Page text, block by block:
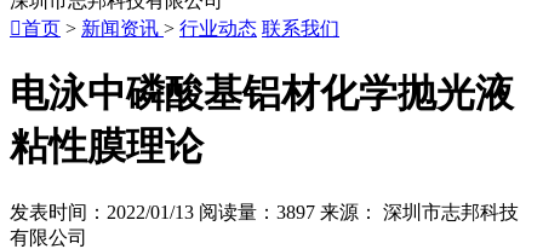
首页 > 新闻资讯 > 行业动态 联系我们
电泳中磷酸基铝材化学抛光液
粘性膜理论
发表时间：2022/01/13 阅读量：3897 来源： 深圳市志邦科技
有限公司